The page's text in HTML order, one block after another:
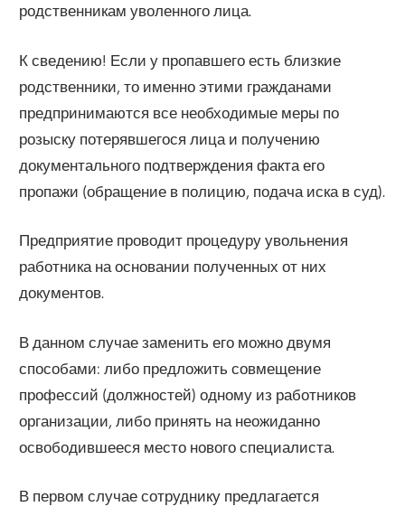
родственникам уволенного лица.
К сведению! Если у пропавшего есть близкие
родственники, то именно этими гражданами
предпринимаются все необходимые меры по
розыску потерявшегося лица и получению
документального подтверждения факта его
пропажи (обращение в полицию, подача иска в суд).
Предприятие проводит процедуру увольнения
работника на основании полученных от них
документов.
В данном случае заменить его можно двумя
способами: либо предложить совмещение
профессий (должностей) одному из работников
организации, либо принять на неожиданно
освободившееся место нового специалиста.
В первом случае сотруднику предлагается